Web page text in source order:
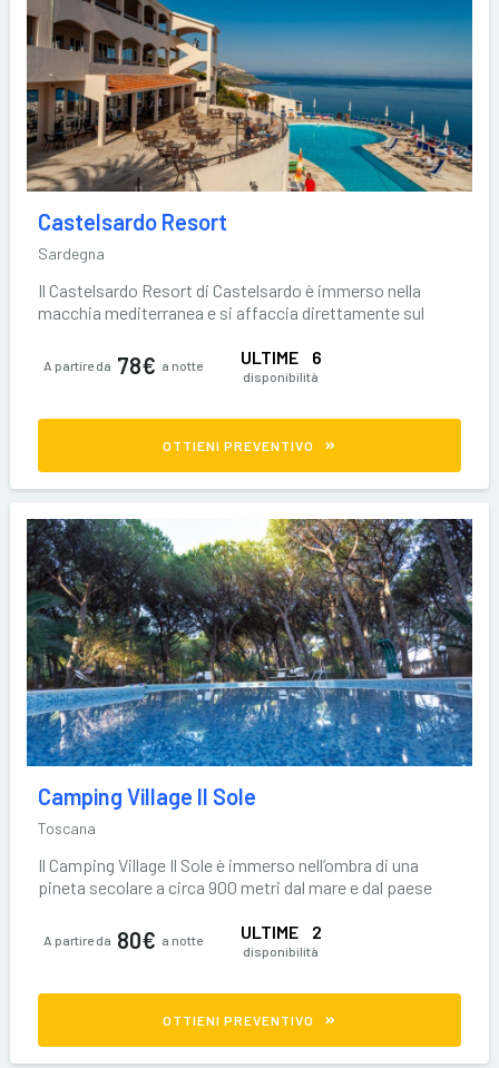
Castelsardo Resort
Sardegna
Il Castelsardo Resort di Castelsardo è immerso nella
macchia mediterranea e si affaccia direttamente sul
A partire da 78€ a notte ULTIME 6
disponibilità
OTTIENI PREVENTIVO
Camping Village Il Sole
Toscana
Il Camping Village Il Sole è immerso nell’ombra di una
pineta secolare a circa 900 metri dal mare e dal paese
A partire da 80€ a notte ULTIME 2
disponibilità
OTTIENI PREVENTIVO